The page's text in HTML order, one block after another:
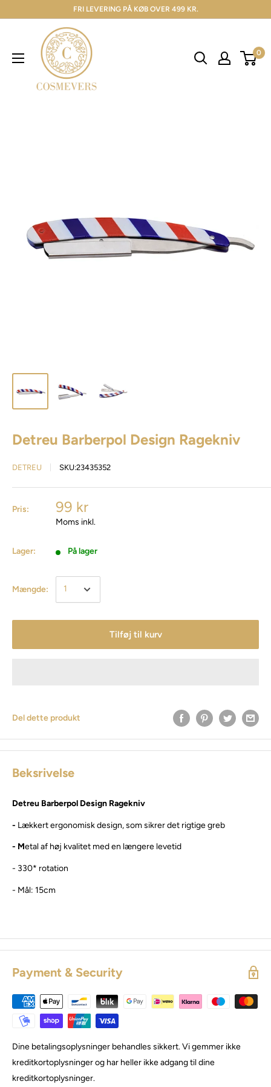
FRI LEVERING PÅ KØB OVER 499 KR.
0
Detreu Barberpol Design Ragekniv
DETREU SKU:23435352
Pris: 99 kr
Moms inkl.
Lager: På lager
Mængde:
Tilføj til kurv
Del dette produkt
Beksrivelse
Detreu Barberpol Design Ragekniv
- Lækkert ergonomisk design, som sikrer det rigtige greb
- Metal af høj kvalitet med en længere levetid
- 330* rotation
- Mål: 15cm
Payment & Security
Dine betalingsoplysninger behandles sikkert. Vi gemmer ikke
kreditkortoplysninger og har heller ikke adgang til dine
kreditkortoplysninger.